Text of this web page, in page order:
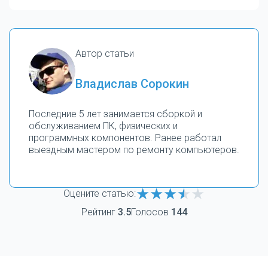
Автор статьи
Владислав Сорокин
Последние 5 лет занимается сборкой и
обслуживанием ПК, физических и
программных компонентов. Ранее работал
выездным мастером по ремонту компьютеров.
Оцените статью:
Рейтинг 3.5Голосов 144